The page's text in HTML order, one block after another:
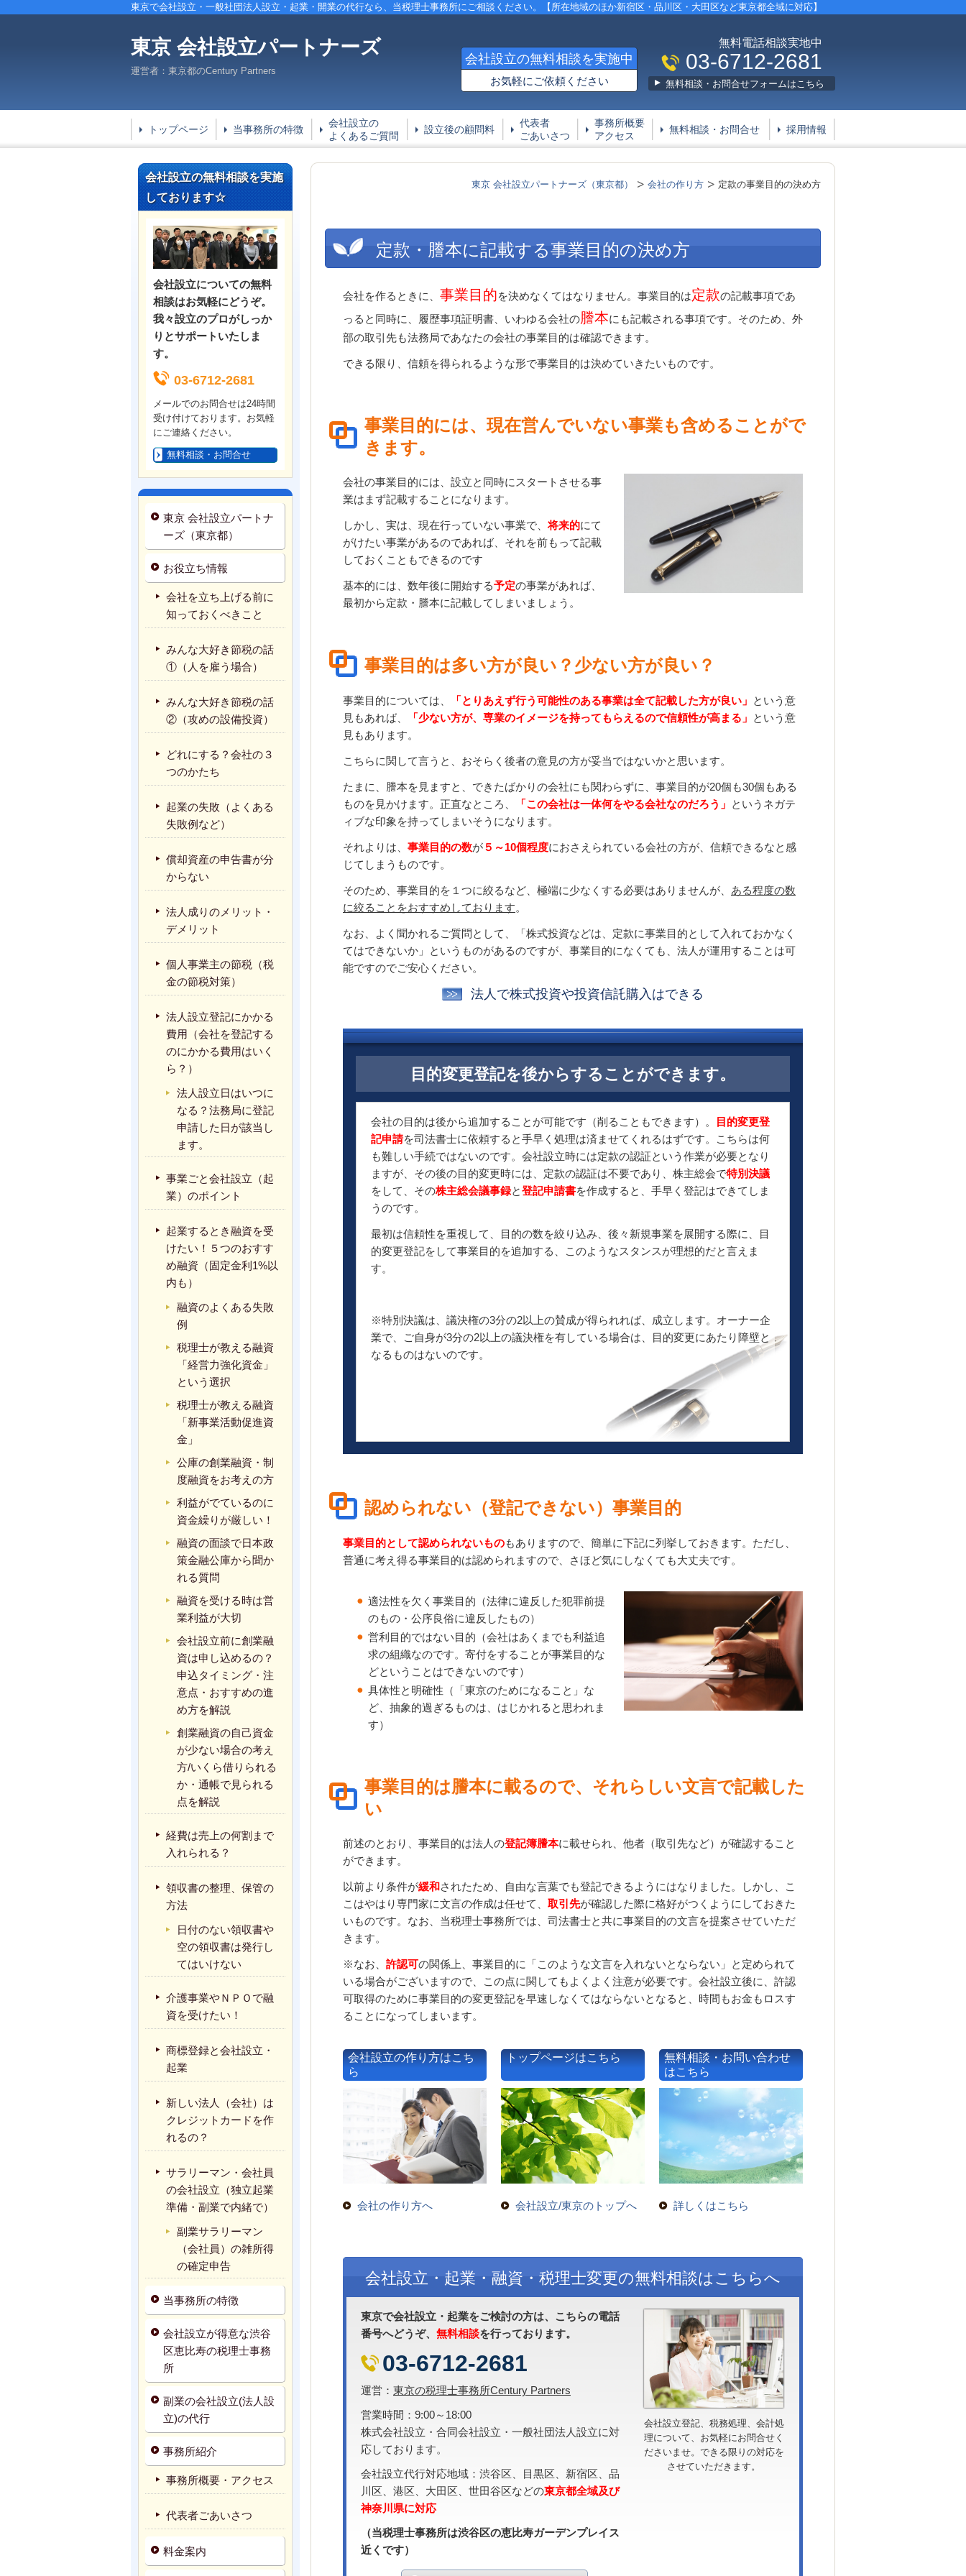
東京で会社設立・一般社団法人設立・起業・開業の代行なら、当税理士事務所にご相談ください。【所在地域のほか新宿区・品川区・大田区など東京都全域に対応】
東京 会社設立パートナーズ
運営者：東京都のCentury Partners
会社設立の無料相談を実施中
お気軽にご依頼ください
無料電話相談実地中
03-6712-2681
無料相談・お問合せフォームはこちら
トップページ 当事務所の特徴
会社設立の
よくあるご質問
設立後の顧問料
代表者
ごあいさつ
事務所概要
アクセス
無料相談・お問合せ 採用情報
東京 会社設立パートナーズ（東京都） 会社の作り方 定款の事業目的の決め方
定款・謄本に記載する事業目的の決め方
会社を作るときに、 事業目的を決めなくてはなりません。事業目的は定款の記載事項であ
っると同時に、履歴事項証明書、いわゆる会社の謄本にも記載される事項です。そのため、外
部の取引先も法務局であなたの会社の事業目的は確認できます。
できる限り、信頼を得られるような形で事業目的は決めていきたいものです。
事業目的には、現在営んでいない事業も含めることがで
きます。
会社の事業目的には、設立と同時にスタートさせる事
業はまず記載することになります。
しかし、実は、現在行っていない事業で、将来的にて
がけたい事業があるのであれば、それを前もって記載
しておくこともできるのです
基本的には、数年後に開始する予定の事業があれば、
最初から定款・謄本に記載してしまいましょう。
事業目的は多い方が良い？少ない方が良い？
事業目的については、 「とりあえず行う可能性のある事業は全て記載した方が良い」 という意
見もあれば、
「少ない方が、専業のイメージを持ってもらえるので信頼性が高まる」 という意
見もあります。
こちらに関して言うと、おそらく後者の意見の方が妥当ではないかと思います。
たまに、謄本を見ますと、できたばかりの会社にも関わらずに、事業目的が20個も30個もある
ものを見かけます。正直なところ、
「この会社は一体何をやる会社なのだろう」 というネガテ
ィブな印象を持ってしまいそうになります。
それよりは、 事業目的の数が５～10個程度におさえられている会社の方が、信頼できるなと感
じてしまうものです。
そのため、事業目的を１つに絞るなど、極端に少なくする必要はありませんが、 ある程度の数
に絞ることをおすすめしております。
なお、よく聞かれるご質問として、「株式投資などは、定款に事業目的として入れておかなく
てはできないか」というものがあるのですが、事業目的になくても、法人が運用することは可
能ですのでご安心ください。
法人で株式投資や投資信託購入はできる
目的変更登記を後からすることができます。
会社の目的は後から追加することが可能です（削ることもできます）。
目的変更登
記申請を司法書士に依頼すると手早く処理は済ませてくれるはずです。こちらは何
も難しい手続ではないのです。会社設立時には定款の認証という作業が必要となり
ますが、その後の目的変更時には、定款の認証は不要であり、株主総会で特別決議
をして、その株主総会議事録と登記申請書を作成すると、手早く登記はできてしま
うのです。
最初は信頼性を重視して、目的の数を絞り込み、後々新規事業を展開する際に、目
的変更登記をして事業目的を追加する、このようなスタンスが理想的だと言えま
す。
※特別決議は、議決権の3分の2以上の賛成が得られれば、成立します。オーナー企
業で、ご自身が3分の2以上の議決権を有している場合は、目的変更にあたり障壁と
なるものはないのです。
認められない（登記できない）事業目的
事業目的として認められないものもありますので、簡単に下記に列挙しておきます。ただし、
普通に考え得る事業目的は認められますので、さほど気にしなくても大丈夫です。
適法性を欠く事業目的（法律に違反した犯罪前提
のもの・公序良俗に違反したもの）
営利目的ではない目的（会社はあくまでも利益追
求の組織なのです。寄付をすることが事業目的な
どということはできないのです）
具体性と明確性（「東京のためになること」な
ど、抽象的過ぎるものは、はじかれると思われま
す）
事業目的は謄本に載るので、それらしい文言で記載した
い
前述のとおり、事業目的は法人の登記簿謄本に載せられ、他者（取引先など）が確認すること
ができます。
以前より条件が緩和されたため、自由な言葉でも登記できるようにはなりました。しかし、こ
こはやはり専門家に文言の作成は任せて、 取引先が確認した際に格好がつくようにしておきた
いものです。なお、当税理士事務所では、司法書士と共に事業目的の文言を提案させていただ
きます。
※なお、 許認可の関係上、事業目的に「このような文言を入れないとならない」と定められて
いる場合がございますので、この点に関してもよくよく注意が必要です。会社設立後に、許認
可取得のために事業目的の変更登記を早速しなくてはならないとなると、時間もお金もロスす
ることになってしまいます。
会社設立の作り方はこち
ら
会社の作り方へ
トップページはこちら
会社設立/東京のトップへ
無料相談・お問い合わせ
はこちら
詳しくはこちら
会社設立・起業・融資・税理士変更の無料相談はこちらへ
会社設立登記、税務処理、会計処
理について、お気軽にお問合せく
ださいませ。できる限りの対応を
させていただきます。
東京で会社設立・起業をご検討の方は、こちらの電話
番号へどうぞ、 無料相談を行っております。
03-6712-2681
運営： 東京の税理士事務所Century Partners
営業時間：9:00～18:00
株式会社設立・合同会社設立・一般社団法人設立に対
応しております。
会社設立代行対応地域：渋谷区、目黒区、新宿区、品
川区、港区、大田区、世田谷区などの東京都全域及び
神奈川県に対応
（当税理士事務所は渋谷区の恵比寿ガーデンプレイス
近くです）
会社設立の無料相談を実施
しております☆
会社設立についての無料
相談はお気軽にどうぞ。
我々設立のプロがしっか
りとサポートいたしま
す。
03-6712-2681
メールでのお問合せは24時間
受け付けております。お気軽
にご連絡ください。
無料相談・お問合せ
東京 会社設立パートナ
ーズ（東京都）
お役立ち情報
会社を立ち上げる前に
知っておくべきこと
みんな大好き節税の話
①（人を雇う場合）
みんな大好き節税の話
②（攻めの設備投資）
どれにする？会社の３
つのかたち
起業の失敗（よくある
失敗例など）
償却資産の申告書が分
からない
法人成りのメリット・
デメリット
個人事業主の節税（税
金の節税対策）
法人設立登記にかかる
費用（会社を登記する
のにかかる費用はいく
ら？）
法人設立日はいつに
なる？法務局に登記
申請した日が該当し
ます。
事業ごと会社設立（起
業）のポイント
起業するとき融資を受
けたい！５つのおすす
め融資（固定金利1%以
内も）
融資のよくある失敗
例
税理士が教える融資
「経営力強化資金」
という選択
税理士が教える融資
「新事業活動促進資
金」
公庫の創業融資・制
度融資をお考えの方
利益がでているのに
資金繰りが厳しい！
融資の面談で日本政
策金融公庫から聞か
れる質問
融資を受ける時は営
業利益が大切
会社設立前に創業融
資は申し込めるの？
申込タイミング・注
意点・おすすめの進
め方を解説
創業融資の自己資金
が少ない場合の考え
方/いくら借りられる
か・通帳で見られる
点を解説
経費は売上の何割まで
入れられる？
領収書の整理、保管の
方法
日付のない領収書や
空の領収書は発行し
てはいけない
介護事業やＮＰＯで融
資を受けたい！
商標登録と会社設立・
起業
新しい法人（会社）は
クレジットカードを作
れるの？
サラリーマン・会社員
の会社設立（独立起業
準備・副業で内緒で）
副業サラリーマン
（会社員）の雑所得
の確定申告
当事務所の特徴
会社設立が得意な渋谷
区恵比寿の税理士事務
所
副業の会社設立(法人設
立)の代行
事務所紹介
事務所概要・アクセス
代表者ごあいさつ
料金案内